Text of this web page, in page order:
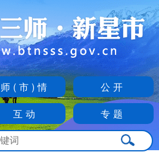
师(市)情
公开
互动 专题